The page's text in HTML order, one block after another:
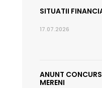
SITUATII
17.07.2026
ANUNT CONCURS
MERENI